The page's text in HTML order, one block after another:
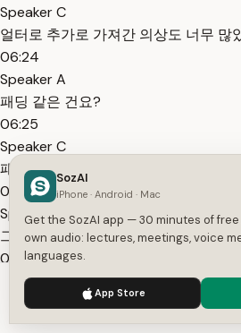
Speaker C
얼터로 추가로 가져간 의상도 너무 많
06:24
Speaker A
패딩 같은 건요?
06:25
Speaker C
패딩은 못 챙겼습니다.
06:27
Speaker A
그럼 반 정도는 입었어요?
06:29
Speaker C
반 이상 입은 것 같아요 그래도.
06:31
We use cookies to enhance your experience.
SozAI
iPhone · Android · Mac
Get the SozAI app — 30 minutes of
own audio: lectures, meetings, voice
languages.
App Store